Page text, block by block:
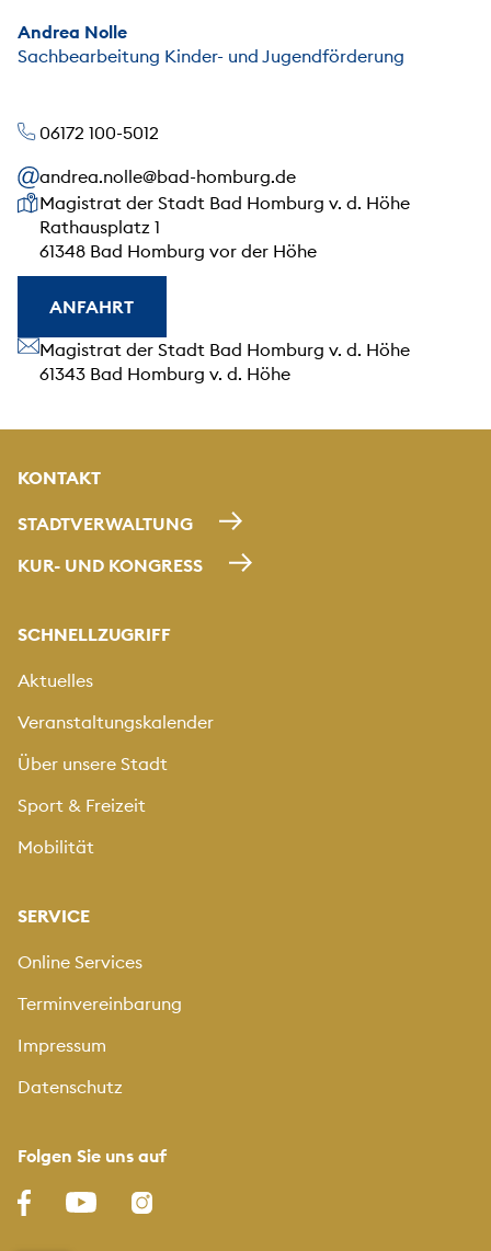
Andrea Nolle
Sachbearbeitung Kinder- und Jugendförderung
06172 100-5012
andrea.nolle@bad-homburg.de
Unsere Anschrift
Magistrat der Stadt Bad Homburg v. d. Höhe
Rathausplatz 1
61348 Bad Homburg vor der Höhe
ANFAHRT
Unsere Anschrift
Magistrat der Stadt Bad Homburg v. d. Höhe
61343 Bad Homburg v. d. Höhe
KONTAKT
STADTVERWALTUNG
KUR- UND KONGRESS
SCHNELLZUGRIFF
Aktuelles
Veranstaltungskalender
Über unsere Stadt
Sport & Freizeit
Mobilität
SERVICE
Online Services
Terminvereinbarung
Impressum
Datenschutz
Folgen Sie uns auf